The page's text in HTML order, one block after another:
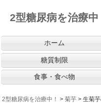
2型糖尿病を治療中
ホーム
糖質制限
食事・食べ物
2型糖尿病を治療中！ >菊芋 >生菊